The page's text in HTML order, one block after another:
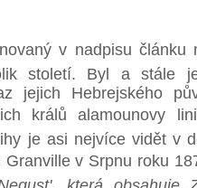
v nadpisu článku
století. Byl a stále
jejich Hebrejského
králů alamounovy
je asi nejvíce vidět v
Granville v Srpnu roku